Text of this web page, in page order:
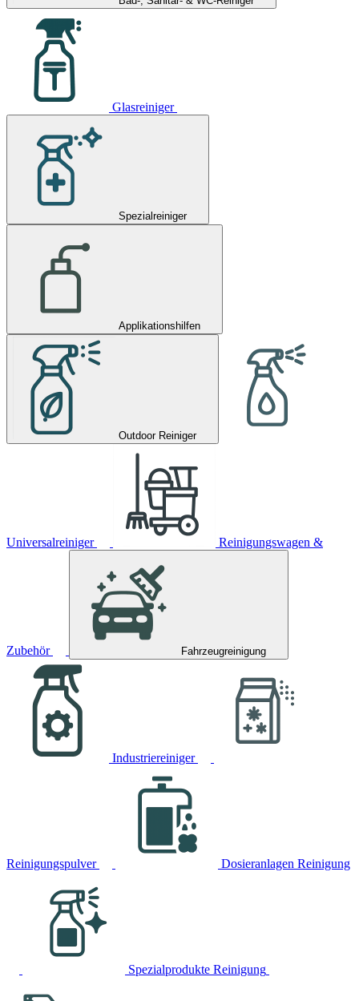
Glasreiniger
Spezialreiniger
Applikationshilfen
Outdoor Reiniger
Universalreiniger Reinigungswagen &
Zubehör Fahrzeugreinigung
Industriereiniger
Reinigungspulver Dosieranlagen Reinigung
Spezialprodukte Reinigung